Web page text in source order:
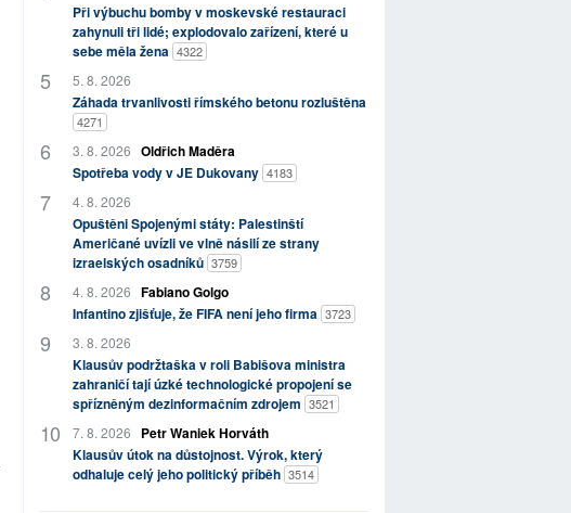
Při výbuchu bomby v moskevské restauraci
zahynuli tři lidé; explodovalo zařízení, které u
sebe měla žena 4322
5. 8. 2026
Záhada trvanlivosti římského betonu rozluštěna
4271
3. 8. 2026 Oldřich Maděra
Spotřeba vody v JE Dukovany 4183
4. 8. 2026
Opuštěni Spojenými státy: Palestinští
Američané uvízli ve vlně násilí ze strany
izraelských osadníků 3759
4. 8. 2026 Fabiano Golgo
Infantino zjišťuje, že FIFA není jeho firma 3723
3. 8. 2026
Klausův podržtaška v roli Babišova ministra
zahraničí tají úzké technologické propojení se
spřízněným dezinformačním zdrojem 3521
7. 8. 2026
Petr Waniek Horváth
Klausův útok na důstojnost. Výrok, který
odhaluje celý jeho politický příběh 3514